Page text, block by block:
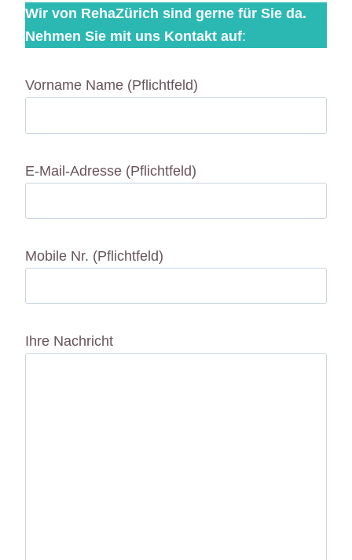
Wir von RehaZürich sind gerne für Sie da.
Nehmen Sie mit uns Kontakt auf:
Vorname Name (Pflichtfeld)
E-Mail-Adresse (Pflichtfeld)
Mobile Nr. (Pflichtfeld)
Ihre Nachricht